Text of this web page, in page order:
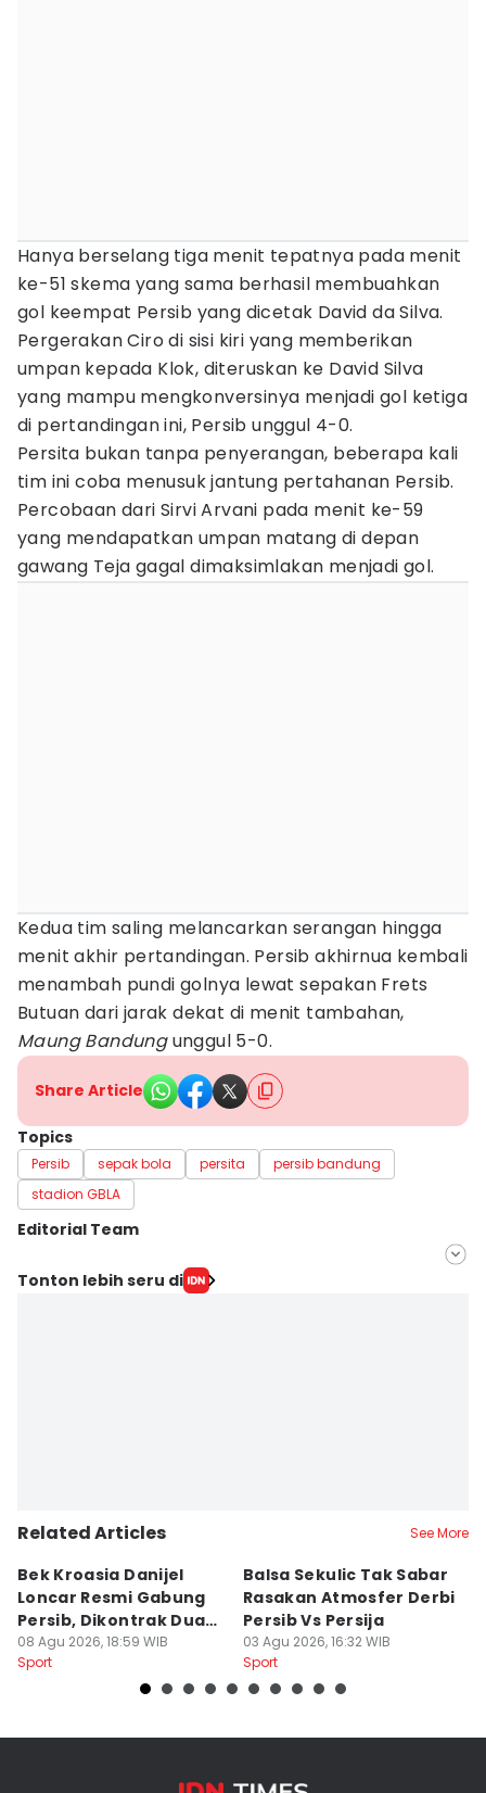
Hanya berselang tiga menit tepatnya pada menit
ke-51 skema yang sama berhasil membuahkan
gol keempat Persib yang dicetak David da Silva.
Pergerakan Ciro di sisi kiri yang memberikan
umpan kepada Klok, diteruskan ke David Silva
yang mampu mengkonversinya menjadi gol ketiga
di pertandingan ini, Persib unggul 4-0.
Persita bukan tanpa penyerangan, beberapa kali
tim ini coba menusuk jantung pertahanan Persib.
Percobaan dari Sirvi Arvani pada menit ke-59
yang mendapatkan umpan matang di depan
gawang Teja gagal dimaksimlakan menjadi gol.
Kedua tim saling melancarkan serangan hingga
menit akhir pertandingan. Persib akhirnua kembali
menambah pundi golnya lewat sepakan Frets
Butuan dari jarak dekat di menit tambahan,
Maung Bandungunggul 5-0.
Share Article
Topics
Persib sepak bola persita
persib bandung
stadion GBLA
Editorial Team
Editor
Tonton lebih seru di
Related Articles See More
Bek Kroasia Danijel
Loncar Resmi Gabung
Persib, Dikontrak Dua
Musim
08 Agu 2026, 18:59 WIB
Sport
Balsa Sekulic Tak Sabar
Rasakan Atmosfer Derbi
Persib Vs Persija
03 Agu 2026, 16:32 WIB
Sport